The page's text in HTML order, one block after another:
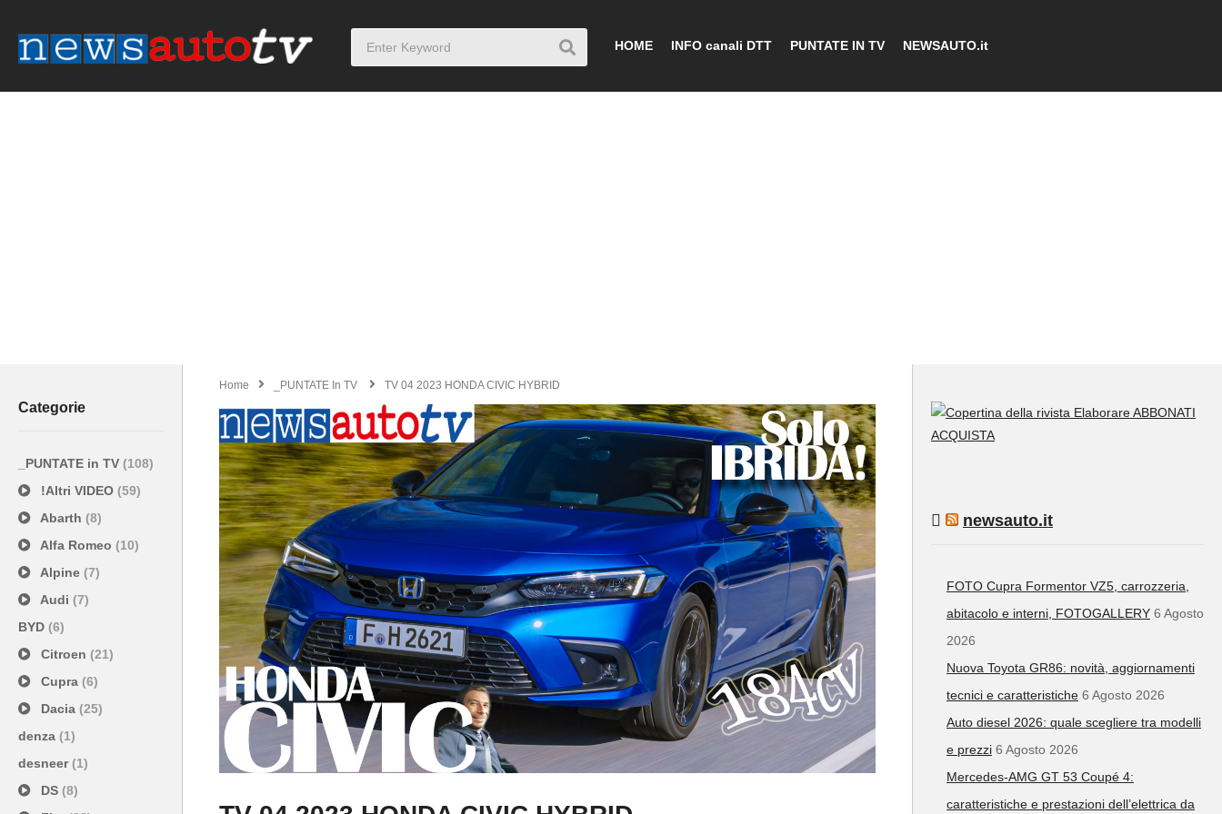
HOME INFO canali DTT PUNTATE IN TV NEWSAUTO.it
Categorie
_PUNTATE in TV (108)
!Altri VIDEO (59)
Abarth (8)
Alfa Romeo (10)
Alpine (7)
Audi (7)
BYD (6)
Citroen (21)
Cupra (6)
Dacia (25)
denza (1)
desneer(1)
DS (8)
Home _PUNTATE In TV TV 04 2023 HONDA CIVIC HYBRID
ABBONATI
ACQUISTA
newsauto.it
FOTO Cupra Formentor VZ5, carrozzeria,
abitacolo e interni, FOTOGALLERY 6 Agosto
2026
Nuova Toyota GR86: novità, aggiornamenti
tecnici e caratteristiche 6 Agosto 2026
Auto diesel 2026: quale scegliere tra modelli
e prezzi 6 Agosto 2026
Mercedes-AMG GT 53 Coupé 4:
caratteristiche e prestazioni dell’elettrica da